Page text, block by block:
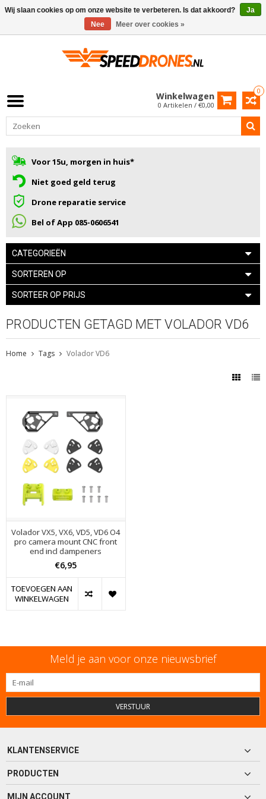
0
Winkelwagen
0 Artikelen / €0,00
Voor 15u, morgen in huis*
Niet goed geld terug
Drone reparatie service
Bel of App 085-0606541
CATEGORIEËN
SORTEREN OP
SORTEER OP PRIJS
PRODUCTEN GETAGD MET VOLADOR VD6
Home Tags Volador VD6
Volador VX5, VX6, VD5, VD6 O4
pro camera mount CNC front
end incl dampeners
€6,95
TOEVOEGEN AAN
WINKELWAGEN
Meld je aan voor onze nieuwsbrief
VERSTUUR
KLANTENSERVICE
PRODUCTEN
MIJN ACCOUNT
Wij slaan cookies op om onze website te verbeteren. Is dat akkoord?
Ja
Nee
Meer over cookies »